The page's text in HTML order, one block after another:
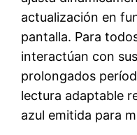
actualización en
pantalla. Para
interactúan con
prolongados
lectura adaptable
azul emitida para